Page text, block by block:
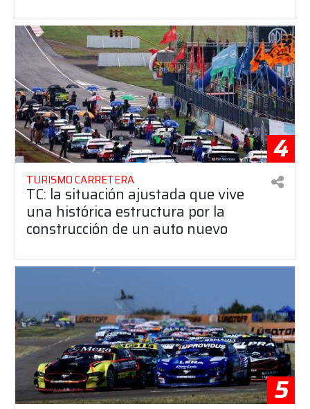
4
TURISMO CARRETERA
TC: la situación ajustada que vive
una histórica estructura por la
construcción de un auto nuevo
5